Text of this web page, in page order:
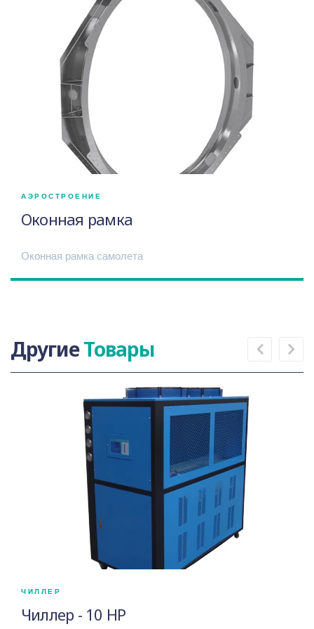
АЭРОСТРОЕНИЕ
Оконная рамка
Оконная рамка самолета
ДругиеТовары
ЧИЛЛЕР
Чиллер - 10 HP